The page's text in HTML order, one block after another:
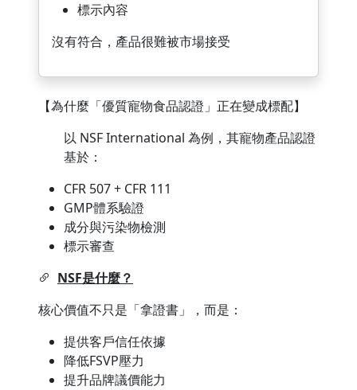
標示內容
沒有符合，產品很難被市場接受
【為什麼「優質寵物食品認證」正在變成標配】
以 NSF International 為例，其寵物產品認證
基於：
CFR 507 + CFR 111
GMP體系驗證
成分與污染物檢測
標示審查
NSF是什麼？
核心價值不只是「拿證書」，而是：
提供客戶信任依據
降低FSVP壓力
提升品牌議價能力